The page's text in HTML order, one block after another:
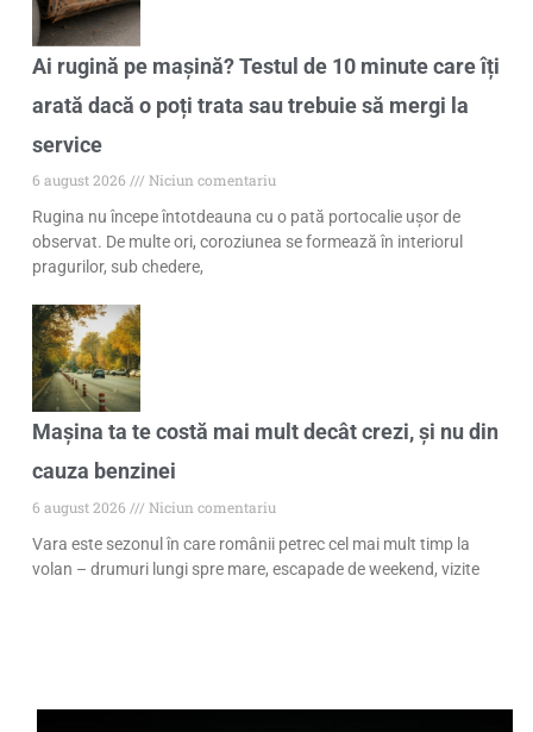
Ai rugină pe mașină? Testul de 10 minute care îți
arată dacă o poți trata sau trebuie să mergi la
service
6 august 2026
Niciun comentariu
Rugina nu începe întotdeauna cu o pată portocalie ușor de
observat. De multe ori, coroziunea se formează în interiorul
pragurilor, sub chedere,
Mașina ta te costă mai mult decât crezi, și nu din
cauza benzinei
6 august 2026
Niciun comentariu
Vara este sezonul în care românii petrec cel mai mult timp la
volan – drumuri lungi spre mare, escapade de weekend, vizite